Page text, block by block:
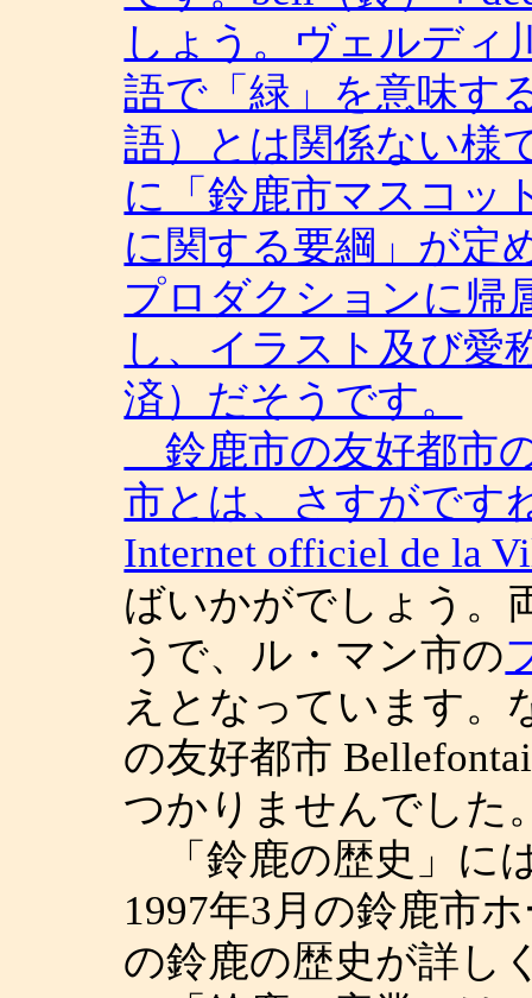
しょう。ヴェルディ
語で「緑」を意味す
語）とは関係ない様
に「鈴鹿市マスコッ
に関する要綱」が定
プロダクションに帰
し、イラスト及び愛
済）だそうです。
鈴鹿市の友好都市
市とは、さすがです
Internet officiel de la
ばいかがでしょう。
うで、ル・マン市の
えとなっています。
の友好都市
つかりませんでした
「鈴鹿の歴史」に
1997年3月の鈴鹿市
の鈴鹿の歴史が詳し